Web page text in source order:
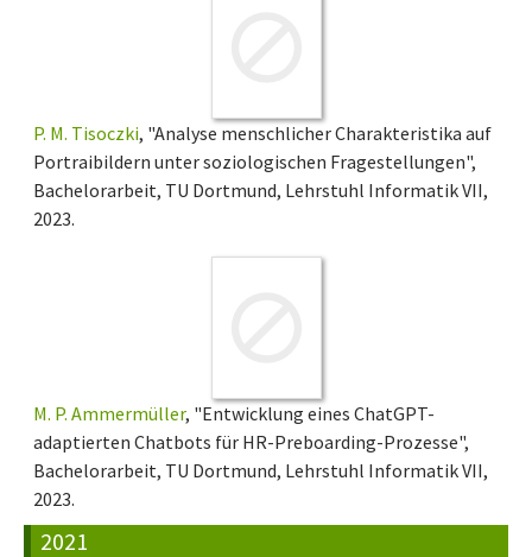
P. M. Tisoczki, "Analyse menschlicher Charakteristika auf
Portraibildern unter soziologischen Fragestellungen",
Bachelorarbeit, TU Dortmund, Lehrstuhl Informatik VII,
2023.
M. P. Ammermüller, "Entwicklung eines ChatGPT-
adaptierten Chatbots für HR-Preboarding-Prozesse",
Bachelorarbeit, TU Dortmund, Lehrstuhl Informatik VII,
2023.
2021